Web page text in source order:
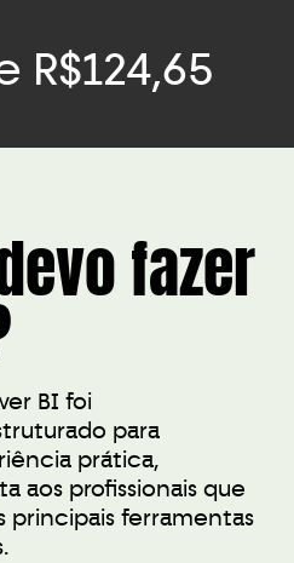
R$124,65
fazer
BI foi
para
prática,
aos profissionais que
principais ferramentas